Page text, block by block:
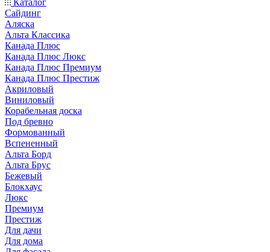
Каталог
Сайдинг
Аляска
Альта Классика
Канада Плюс
Канада Плюс Люкс
Канада Плюс Премиум
Канада Плюс Престиж
Акриловый
Виниловый
Корабельная доска
Под бревно
Формованный
Вспененный
Альта Борд
Альта Брус
Бежевый
Блокхаус
Люкс
Премиум
Престиж
Для дачи
Для дома